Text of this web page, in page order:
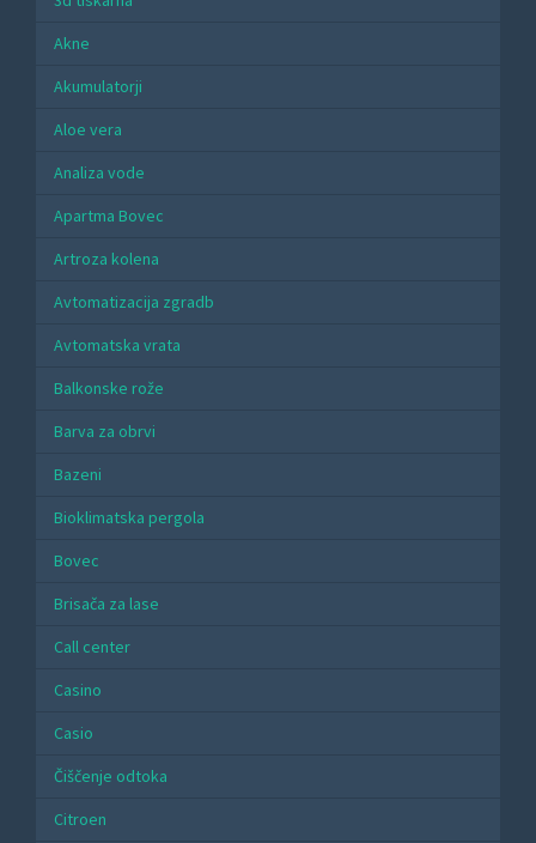
Akne
Akumulatorji
Aloe vera
Analiza vode
Apartma Bovec
Artroza kolena
Avtomatizacija zgradb
Avtomatska vrata
Balkonske rože
Barva za obrvi
Bazeni
Bioklimatska pergola
Bovec
Brisača za lase
Call center
Casino
Casio
Čiščenje odtoka
Citroen